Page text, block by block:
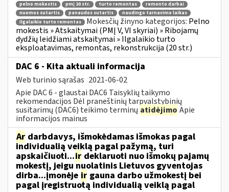
pelno mokestis
pmį 20 str. turto remontas
remonto darbai
nuomos sutartis
panaudos sutartis
naudingo tarnavimo laikas
ilgalaikio turto remontas
Mokesčių žinyno kategorijos: Pelno
mokestis » Atskaitymai (PMĮ V, VI skyriai) » Ribojamų
dydžių leidžiami atskaitymai » Ilgalaikio turto
eksploatavimas, remontas, rekonstrukcija (20 str.)
DAC 6 - Kita aktuali informacija
Web turinio sąrašas 2021-06-02
Apie DAC 6 - glaustai DAC6 Taisyklių taikymo
rekomendacijos Dėl praneštinių tarpvalstybinių
susitarimų (DAC6) teikimo terminų atidėjimo Apie
informacijos mainus
Ar darbdavys, išmokėdamas išmokas pagal
individualią veiklą pagal pažymą, turi
apskaičiuoti...ir deklaruoti nuo išmokų pajamų
mokestį, jeigu nuolatinis Lietuvos gyventojas
dirba...įmonėje ir gauna darbo užmokestį bei
pagal įregistruotą individualią veiklą pagal